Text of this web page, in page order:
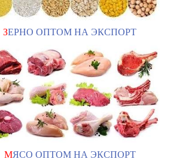
ЗЕРНО ОПТОМ НА ЭКСПОРТ
МЯСО ОПТОМ НА ЭКСПОРТ